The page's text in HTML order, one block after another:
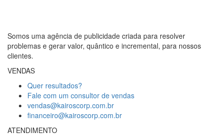
Somos uma agência de publicidade criada para resolver
problemas e gerar valor, quântico e incremental, para nossos
clientes.
VENDAS
Quer resultados?
Fale com um consultor de vendas
vendas@kairoscorp.com.br
financeiro@kairoscorp.com.br
ATENDIMENTO